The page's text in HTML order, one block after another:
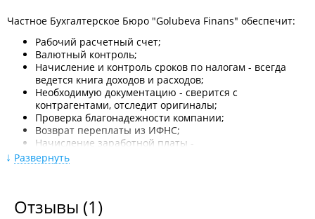
Частное Бухгалтерское Бюро "Golubeva Finans" обеспечит:
Рабочий расчетный счет;
Валютный контроль;
Начисление и контроль сроков по налогам - всегда
ведется книга доходов и расходов;
Необходимую документацию - сверится с
контрагентами, отследит оригиналы;
Проверка благонадежности компании;
Возврат переплаты из ИФНС;
Начисление заработной платы -
формирование нужной отчетность и своевременно ее
сдадим;
правильного отражения на счетах учета.
Развернуть
Отзывы (1)